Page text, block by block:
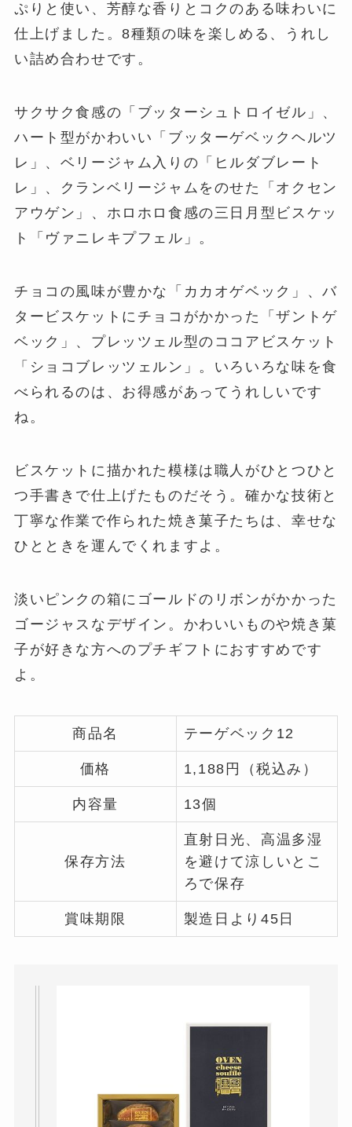
ぷりと使い、芳醇な香りとコクのある味わいに
仕上げました。8種類の味を楽しめる、うれし
い詰め合わせです。
サクサク食感の「ブッターシュトロイゼル」、
ハート型がかわいい「ブッターゲベックヘルツ
レ」、ベリージャム入りの「ヒルダブレート
レ」、クランベリージャムをのせた「オクセン
アウゲン」、ホロホロ食感の三日月型ビスケッ
ト「ヴァニレキプフェル」。
チョコの風味が豊かな「カカオゲベック」、バ
タービスケットにチョコがかかった「ザントゲ
ベック」、プレッツェル型のココアビスケット
「ショコブレッツェルン」。いろいろな味を食
べられるのは、お得感があってうれしいです
ね。
ビスケットに描かれた模様は職人がひとつひと
つ手書きで仕上げたものだそう。確かな技術と
丁寧な作業で作られた焼き菓子たちは、幸せな
ひとときを運んでくれますよ。
淡いピンクの箱にゴールドのリボンがかかった
ゴージャスなデザイン。かわいいものや焼き菓
子が好きな方へのプチギフトにおすすめです
よ。
商品名 テーゲベック12
価格 1,188円（税込み）
内容量 13個
保存方法
直射日光、高温多湿
を避けて涼しいとこ
ろで保存
賞味期限 製造日より45日